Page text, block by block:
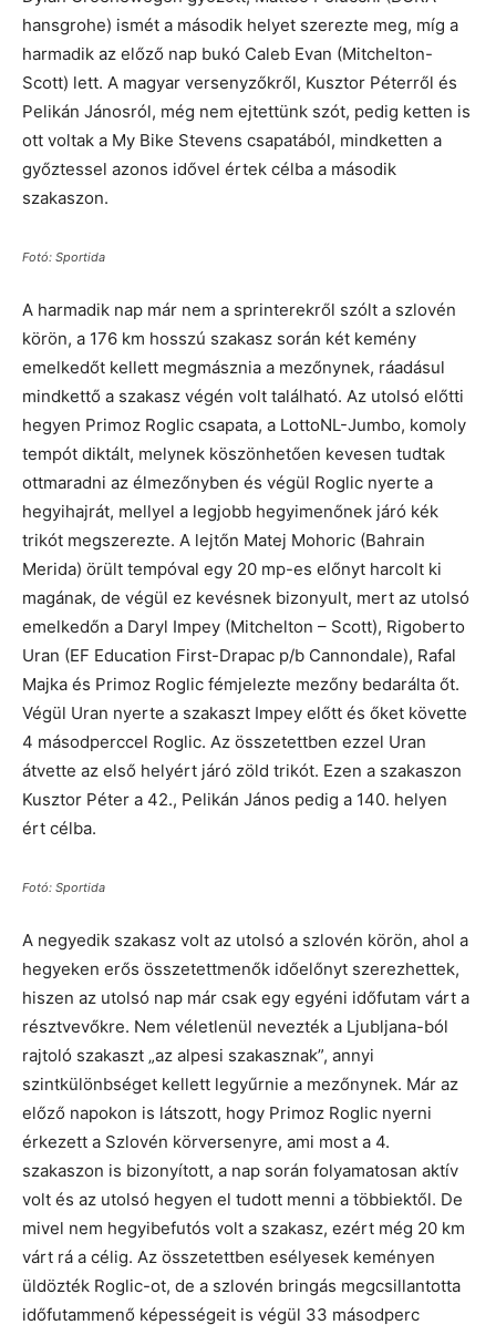
hansgrohe) ismét a második helyet szerezte meg, míg a
harmadik az előző nap bukó Caleb Evan (Mitchelton-
Scott) lett. A magyar versenyzőkről, Kusztor Péterről és
Pelikán Jánosról, még nem ejtettünk szót, pedig ketten is
ott voltak a My Bike Stevens csapatából, mindketten a
győztessel azonos idővel értek célba a második
szakaszon.
Fotó: Sportida
A harmadik nap már nem a sprinterekről szólt a szlovén
körön, a 176 km hosszú szakasz során két kemény
emelkedőt kellett megmásznia a mezőnynek, ráadásul
mindkettő a szakasz végén volt található. Az utolsó előtti
hegyen Primoz Roglic csapata, a LottoNL-Jumbo, komoly
tempót diktált, melynek köszönhetően kevesen tudtak
ottmaradni az élmezőnyben és végül Roglic nyerte a
hegyihajrát, mellyel a legjobb hegyimenőnek járó kék
trikót megszerezte. A lejtőn Matej Mohoric (Bahrain
Merida) örült tempóval egy 20 mp-es előnyt harcolt ki
magának, de végül ez kevésnek bizonyult, mert az utolsó
emelkedőn a Daryl Impey (Mitchelton – Scott), Rigoberto
Uran (EF Education First-Drapac p/b Cannondale), Rafal
Majka és Primoz Roglic fémjelezte mezőny bedarálta őt.
Végül Uran nyerte a szakaszt Impey előtt és őket követte
4 másodperccel Roglic. Az összetettben ezzel Uran
átvette az első helyért járó zöld trikót. Ezen a szakaszon
Kusztor Péter a 42., Pelikán János pedig a 140. helyen
ért célba.
Fotó: Sportida
A negyedik szakasz volt az utolsó a szlovén körön, ahol a
hegyeken erős összetettmenők időelőnyt szerezhettek,
hiszen az utolsó nap már csak egy egyéni időfutam várt a
résztvevőkre. Nem véletlenül nevezték a Ljubljana-ból
rajtoló szakaszt „az alpesi szakasznak”, annyi
szintkülönbséget kellett legyűrnie a mezőnynek. Már az
előző napokon is látszott, hogy Primoz Roglic nyerni
érkezett a Szlovén körversenyre, ami most a 4.
szakaszon is bizonyított, a nap során folyamatosan aktív
volt és az utolsó hegyen el tudott menni a többiektől. De
mivel nem hegyibefutós volt a szakasz, ezért még 20 km
várt rá a célig. Az összetettben esélyesek keményen
üldözték Roglic-ot, de a szlovén bringás megcsillantotta
időfutammenő képességeit is végül 33 másodperc